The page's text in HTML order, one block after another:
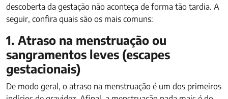
descoberta da gestação não aconteça de forma tão tardia. A
seguir, confira quais são os mais comuns:
1. Atraso na menstruação ou
sangramentos leves (escapes
gestacionais)
De modo geral, o atraso na menstruação é um dos primeiros